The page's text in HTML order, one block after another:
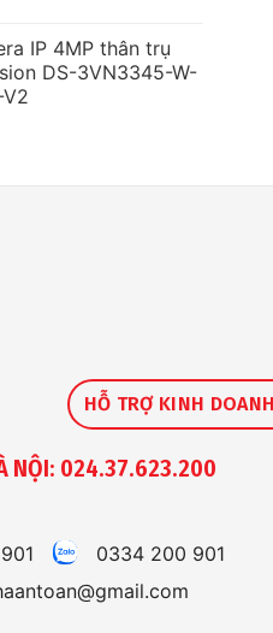
IP 4MP thân trụ
DS-3VN3345-W-
HỖ TRỢ KINH
NỘI: 024.37.623.200
0334 200 901